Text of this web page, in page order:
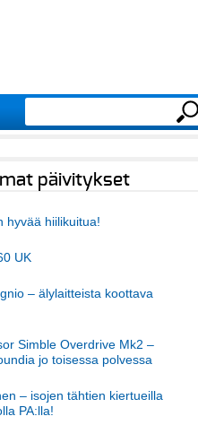
päivitykset
hyvää hiilikuitua!
UK
– älylaitteista koottava
Simble Overdrive Mk2 –
jo toisessa polvessa
– isojen tähtien kiertueilla
PA:lla!